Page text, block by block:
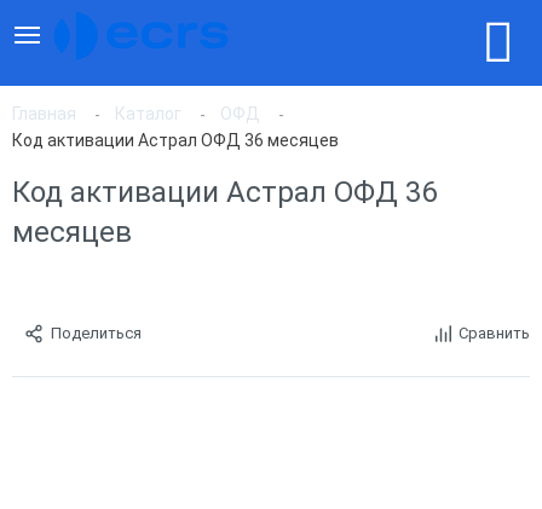
Главная Каталог
ОФД
Код активации Астрал ОФД 36 месяцев
Код активации Астрал ОФД 36
месяцев
Поделиться Сравнить